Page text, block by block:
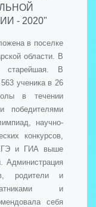
- 2020"
в поселке
области. В
В
ученика в 26
в течении
победителями
научно-
конкурсов,
и ГИА выше
Администрация
родители и
и
себя